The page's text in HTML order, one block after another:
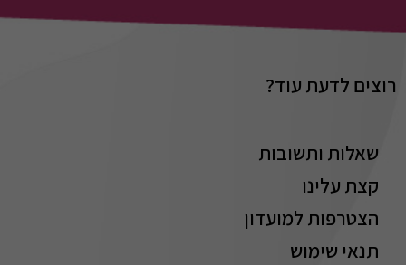
רוצים לדעת עוד?
שאלות ותשובות
קצת עלינו
הצטרפות למועדון
תנאי שימוש